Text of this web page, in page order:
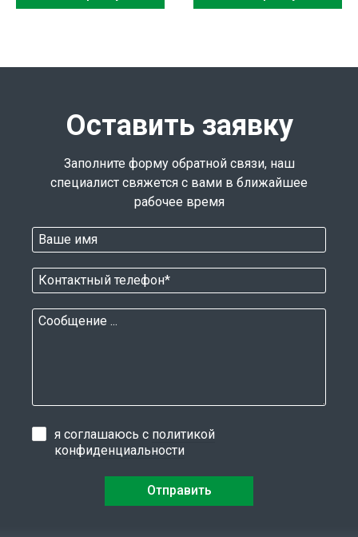
Оставить заявку
Заполните форму обратной связи, наш
специалист свяжется с вами в ближайшее
рабочее время
я соглашаюсь с политикой
конфиденциальности